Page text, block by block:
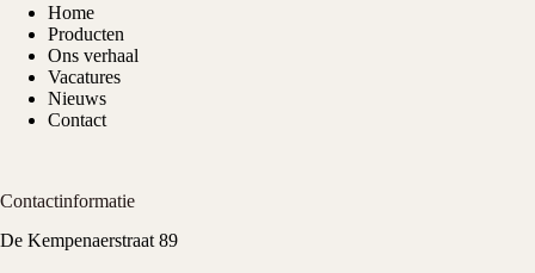
Home
Producten
Ons verhaal
Vacatures
Nieuws
Contact
Contactinformatie
De Kempenaerstraat 89